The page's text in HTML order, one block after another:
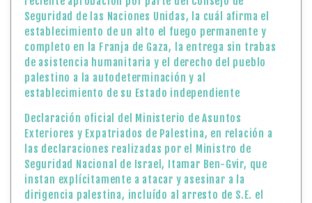
Seguridad de las Naciones Unidas, la cuál afirma el
establecimiento de un alto el fuego permanente y
completo en la Franja de Gaza, la entrega sin trabas
de asistencia humanitaria y el derecho del pueblo
palestino a la autodeterminación y al
establecimiento de su Estado independiente
Declaración oficial del Ministerio de Asuntos
Exteriores y Expatriados de Palestina, en relación a
las declaraciones realizadas por el Ministro de
Seguridad Nacional de Israel, Itamar Ben-Gvir, que
instan explícitamente a atacar y asesinar a la
dirigencia palestina, incluído al arresto de S.E. el